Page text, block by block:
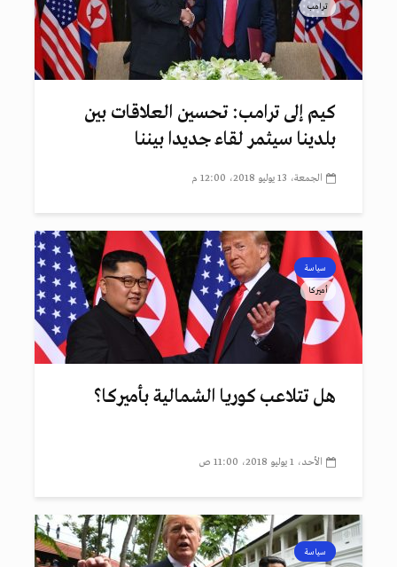
ترامب
كيم إلى ترامب: تحسين العلاقات بين
بلدينا سيثمر لقاء جديدا بيننا
الجمعة، 13 يوليو 2018، 12:00 م
سياسة
أميركا
هل تتلاعب كوريا الشمالية بأميركا؟
الأحد، 1 يوليو 2018، 11:00 ص
سياسة